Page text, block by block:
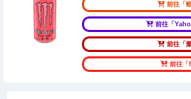
前往「
前往「
前往「
前往